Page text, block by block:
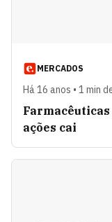
MERCADOS
Há 16 anos • 1 min
ações cai